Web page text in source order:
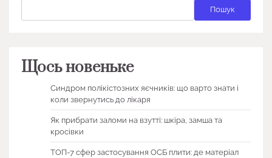
Пошук
Щось новеньке
Синдром полікістозних яєчників: що варто знати і
коли звернутись до лікаря
Як прибрати заломи на взутті: шкіра, замша та
кросівки
ТОП-7 сфер застосування ОСБ плити: де матеріал